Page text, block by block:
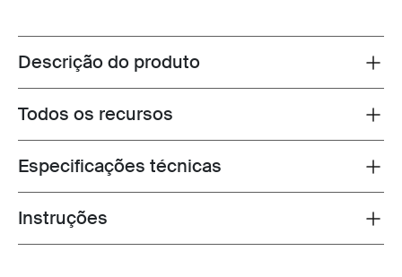
Toggle overview
Descrição do produto
Toggle features
Todos os recursos
Toggle techspec
Especificações técnicas
Toggle guides and instructions
Instruções